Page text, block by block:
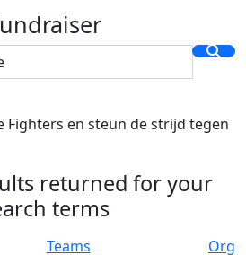
Fighters en steun de strijd tegen
returned for your
terms
Teams
Org